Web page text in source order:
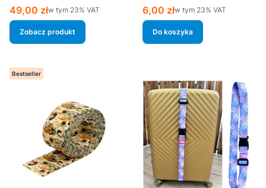
Cena brutto
49,00 złw tym %s VAT
w tym 23% VAT
Zobacz produkt
Cena brutto
6,00 złw tym %s VAT
w tym 23% VAT
Do koszyka
Bestseller